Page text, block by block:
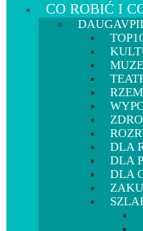
CO ROBIĆ I
DLA
DLA
DLA